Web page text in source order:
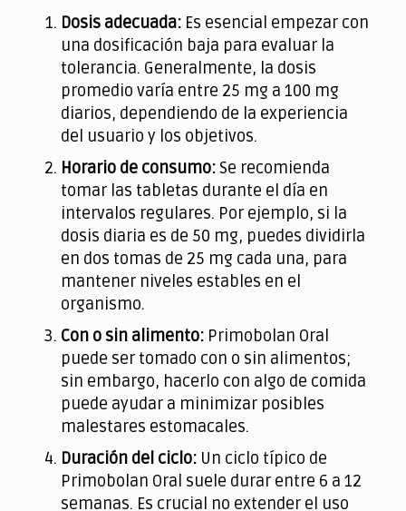
Dosis adecuada:Es esencial empezar con
una dosificación baja para evaluar la
tolerancia. Generalmente, la dosis
promedio varía entre 25 mg a 100 mg
diarios, dependiendo de la experiencia
del usuario y los objetivos.
Horario de consumo:Se recomienda
tomar las tabletas durante el día en
intervalos regulares. Por ejemplo, si la
dosis diaria es de 50 mg, puedes dividirla
en dos tomas de 25 mg cada una, para
mantener niveles estables en el
organismo.
Con o sin alimento:Primobolan Oral
puede ser tomado con o sin alimentos;
sin embargo, hacerlo con algo de comida
puede ayudar a minimizar posibles
malestares estomacales.
Duración del ciclo:Un ciclo típico de
Primobolan Oral suele durar entre 6 a 12
semanas. Es crucial no extender el uso